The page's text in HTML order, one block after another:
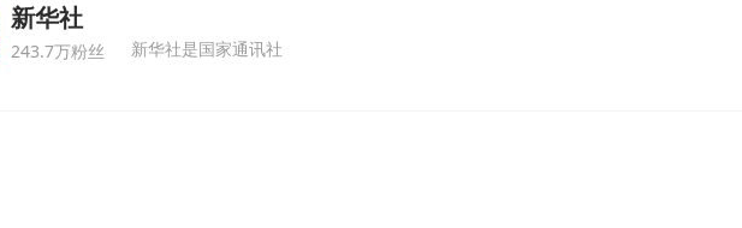
新华社
243.7万粉丝 新华社是国家通讯社